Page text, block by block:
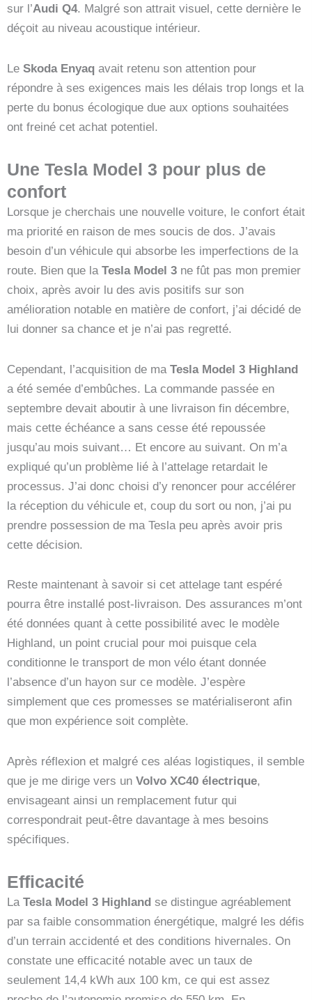
sur l’Audi Q4. Malgré son attrait visuel, cette dernière le
déçoit au niveau acoustique intérieur.
Le Skoda Enyaq avait retenu son attention pour
répondre à ses exigences mais les délais trop longs et la
perte du bonus écologique due aux options souhaitées
ont freiné cet achat potentiel.
Une Tesla Model 3 pour plus de
confort
Lorsque je cherchais une nouvelle voiture, le confort était
ma priorité en raison de mes soucis de dos. J’avais
besoin d’un véhicule qui absorbe les imperfections de la
route. Bien que la Tesla Model 3 ne fût pas mon premier
choix, après avoir lu des avis positifs sur son
amélioration notable en matière de confort, j’ai décidé de
lui donner sa chance et je n’ai pas regretté.
Cependant, l’acquisition de ma Tesla Model 3 Highland
a été semée d’embûches. La commande passée en
septembre devait aboutir à une livraison fin décembre,
mais cette échéance a sans cesse été repoussée
jusqu’au mois suivant… Et encore au suivant. On m’a
expliqué qu’un problème lié à l’attelage retardait le
processus. J’ai donc choisi d’y renoncer pour accélérer
la réception du véhicule et, coup du sort ou non, j’ai pu
prendre possession de ma Tesla peu après avoir pris
cette décision.
Reste maintenant à savoir si cet attelage tant espéré
pourra être installé post-livraison. Des assurances m’ont
été données quant à cette possibilité avec le modèle
Highland, un point crucial pour moi puisque cela
conditionne le transport de mon vélo étant donnée
l’absence d’un hayon sur ce modèle. J’espère
simplement que ces promesses se matérialiseront afin
que mon expérience soit complète.
Après réflexion et malgré ces aléas logistiques, il semble
que je me dirige vers un Volvo XC40 électrique,
envisageant ainsi un remplacement futur qui
correspondrait peut-être davantage à mes besoins
spécifiques.
Efficacité
La Tesla Model 3 Highland se distingue agréablement
par sa faible consommation énergétique, malgré les défis
d’un terrain accidenté et des conditions hivernales. On
constate une efficacité notable avec un taux de
seulement 14,4 kWh aux 100 km, ce qui est assez